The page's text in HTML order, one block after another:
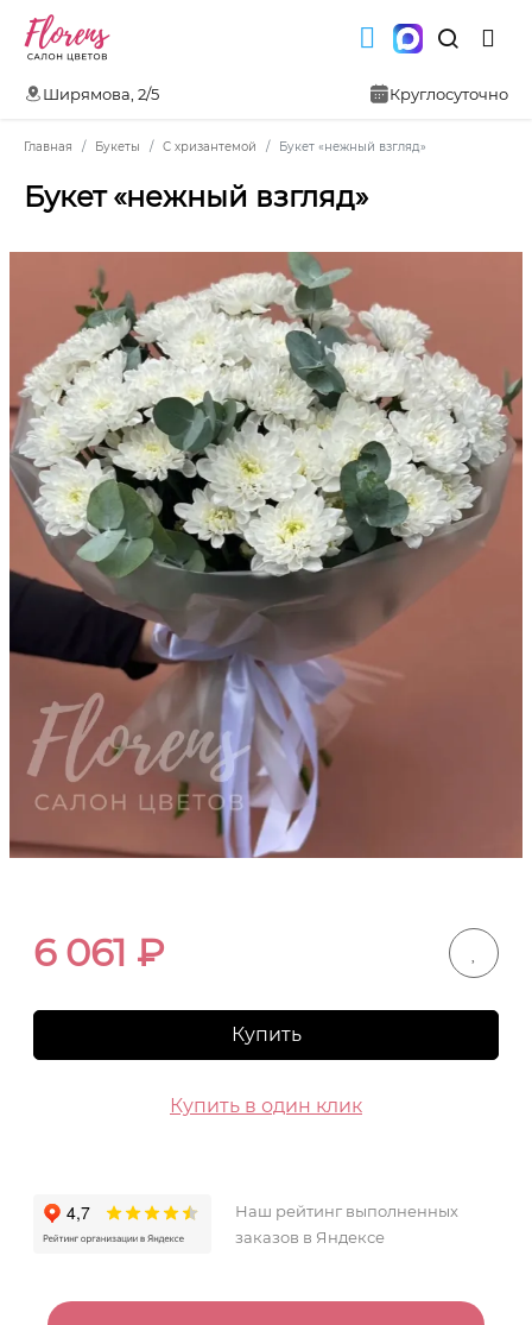
Ширямова, 2/5 Круглосуточно
Главная Букеты С хризантемой Букет «нежный взгляд»
Букет «нежный взгляд»
6 061 ₽
Купить
Купить в один клик
Наш рейтинг выполненных
заказов в Яндексе